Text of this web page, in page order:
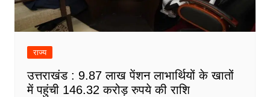
राज्य
उत्तराखंड : 9.87 लाख पेंशन लाभार्थियों के खातों
में पहुंची 146.32 करोड़ रुपये की राशि